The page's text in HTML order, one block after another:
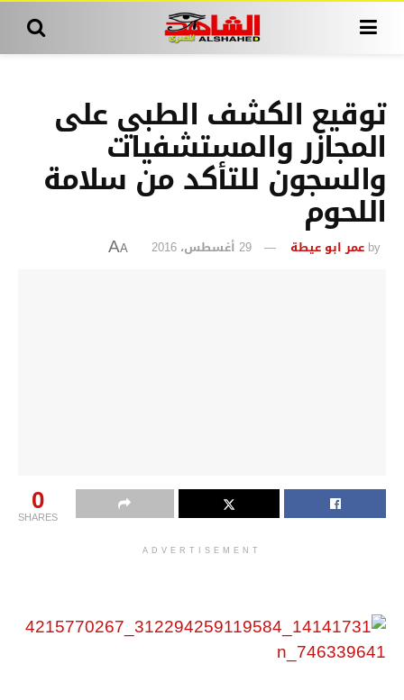
توقيع الكشف الطبي على
المجازر والمستشفيات
والسجون للتأكد من سلامة
اللحوم
by عمر ابو عيطة 29 أغسطس، 2016 A
A
0
SHARES
ADVERTISEMENT